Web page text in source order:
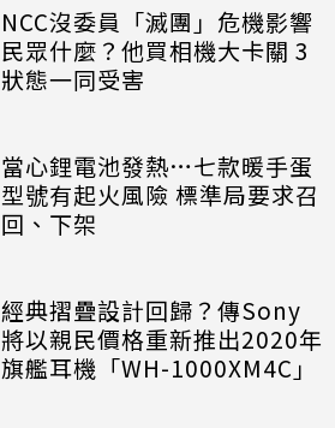
NCC沒委員「滅團」危機影響
民眾什麼？他買相機大卡關 3
狀態一同受害
當心鋰電池發熱…七款暖手蛋
型號有起火風險 標準局要求召
回、下架
經典摺疊設計回歸？傳Sony
將以親民價格重新推出2020年
旗艦耳機「WH-1000XM4C」